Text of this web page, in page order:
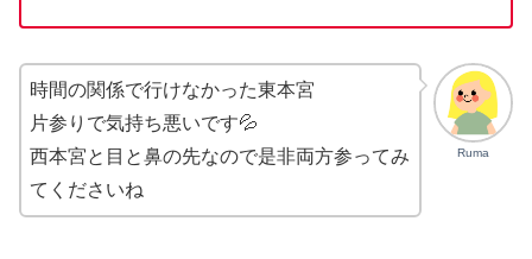
Ruma
時間の関係で行けなかった東本宮
片参りで気持ち悪いです💦
西本宮と目と鼻の先なので是非両方参ってみ
てくださいね